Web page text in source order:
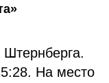
На место